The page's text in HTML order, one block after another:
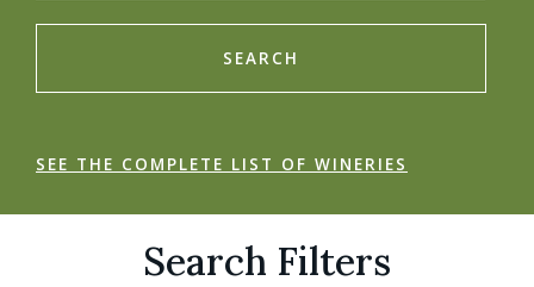
SEARCH
SEE THE COMPLETE LIST OF WINERIES
Search Filters